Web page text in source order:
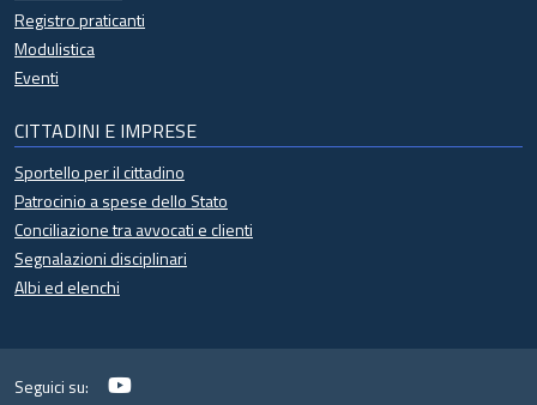
Registro praticanti
Modulistica
Eventi
CITTADINI E IMPRESE
Sportello per il cittadino
Patrocinio a spese dello Stato
Conciliazione tra avvocati e clienti
Segnalazioni disciplinari
Albi ed elenchi
Seguici su: YouTube